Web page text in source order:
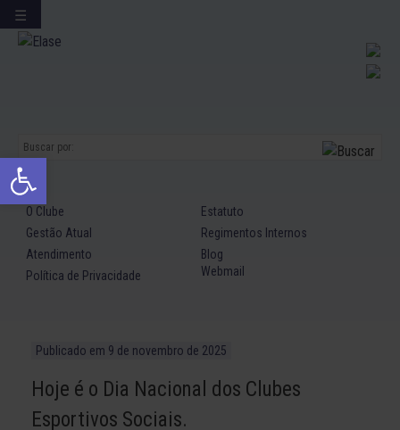
Abrir a barra de ferramentas
Ir
O Clube
Estatuto
Gestão Atual
Regimentos Internos
Atendimento
Blog
Política de Privacidade
Webmail
Publicado em 9 de novembro de 2025
Hoje é o Dia Nacional dos Clubes
Esportivos Sociais.
☰